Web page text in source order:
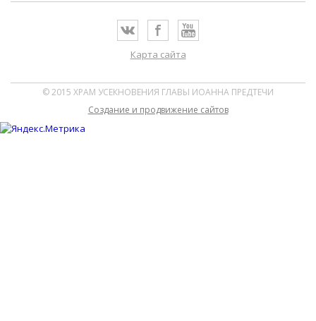
Карта сайта
© 2015 ХРАМ УСЕКНОВЕНИЯ ГЛАВЫ ИОАННА ПРЕДТЕЧИ
Cоздание и продвижение сайтов